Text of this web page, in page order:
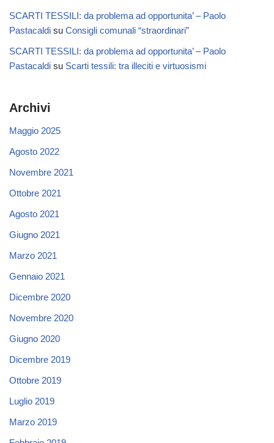
SCARTI TESSILI: da problema ad opportunita’ – Paolo
Pastacaldi su Consigli comunali “straordinari”
SCARTI TESSILI: da problema ad opportunita’ – Paolo
Pastacaldi su Scarti tessili: tra illeciti e virtuosismi
Archivi
Maggio 2025
Agosto 2022
Novembre 2021
Ottobre 2021
Agosto 2021
Giugno 2021
Marzo 2021
Gennaio 2021
Dicembre 2020
Novembre 2020
Giugno 2020
Dicembre 2019
Ottobre 2019
Luglio 2019
Marzo 2019